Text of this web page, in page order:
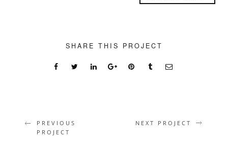
SHARE THIS PROJECT
PREVIOUS
PROJECT
NEXT PROJECT